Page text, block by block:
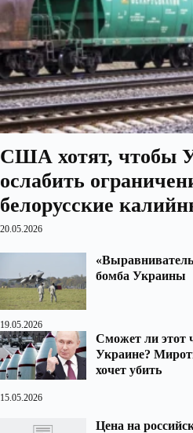
США хотят, чтобы
ослабить
белорусские
20.05.2026
бомба Украины
19.05.2026
Сможет ли этот
Украине?
хочет убить
15.05.2026
Цена на